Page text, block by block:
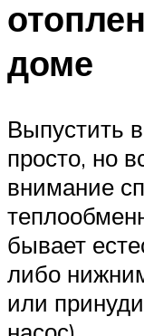
доме
Выпустить
просто, но
внимание
бывает
либо
или